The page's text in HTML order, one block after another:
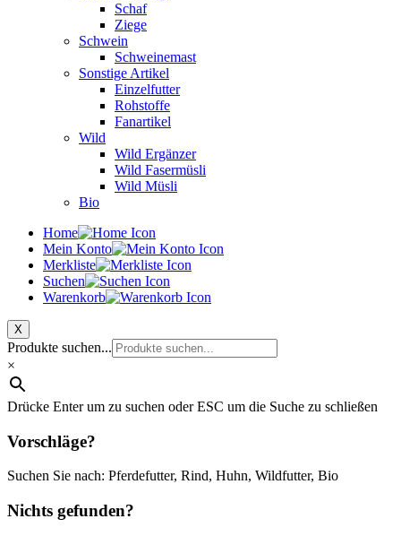
Schaf
Ziege
Schwein
Schweinemast
Sonstige Artikel
Einzelfutter
Rohstoffe
Fanartikel
Wild
Wild Ergänzer
Wild Fasermüsli
Wild Müsli
Bio
Home
Mein Konto
Merkliste
Suchen
Warenkorb
X
Produkte suchen...
×
Drücke Enter um zu suchen oder ESC um die Suche zu schließen
Vorschläge?
Suchen Sie nach: Pferdefutter, Rind, Huhn, Wildfutter, Bio
Nichts gefunden?